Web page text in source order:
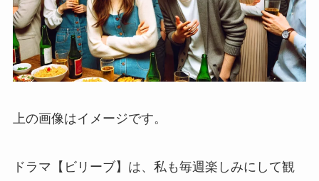
上の画像はイメージです。
ドラマ【ビリーブ】は、私も毎週楽しみにして観